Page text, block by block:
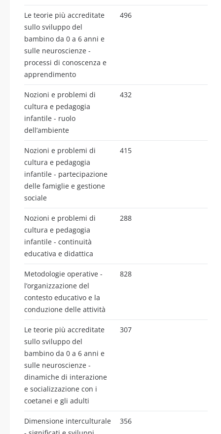
Le teorie più accreditate
sullo sviluppo del
bambino da 0 a 6 anni e
sulle neuroscienze -
processi di conoscenza e
apprendimento
496
Nozioni e problemi di
cultura e pedagogia
infantile - ruolo
dell’ambiente
432
Nozioni e problemi di
cultura e pedagogia
infantile - partecipazione
delle famiglie e gestione
sociale
415
Nozioni e problemi di
cultura e pedagogia
infantile - continuità
educativa e didattica
288
Metodologie operative -
l’organizzazione del
contesto educativo e la
conduzione delle attività
828
Le teorie più accreditate
sullo sviluppo del
bambino da 0 a 6 anni e
sulle neuroscienze -
dinamiche di interazione
e socializzazione con i
coetanei e gli adulti
307
Dimensione interculturale
356